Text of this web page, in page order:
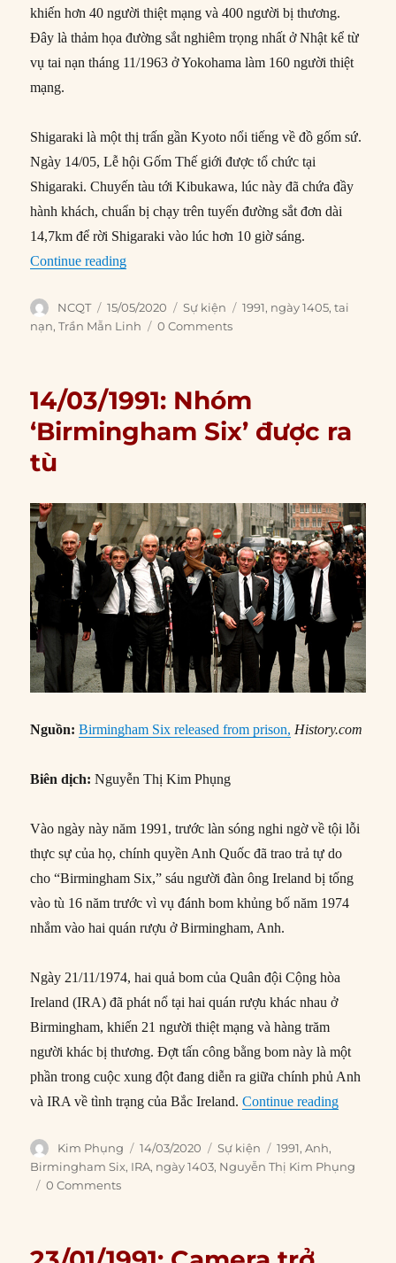
khiến hơn 40 người thiệt mạng và 400 người bị thương.
Đây là thảm họa đường sắt nghiêm trọng nhất ở Nhật kể từ
vụ tai nạn tháng 11/1963 ở Yokohama làm 160 người thiệt
mạng.
Shigaraki là một thị trấn gần Kyoto nổi tiếng về đồ gốm sứ.
Ngày 14/05, Lễ hội Gốm Thế giới được tổ chức tại
Shigaraki. Chuyến tàu tới Kibukawa, lúc này đã chứa đầy
hành khách, chuẩn bị chạy trên tuyến đường sắt đơn dài
14,7km để rời Shigaraki vào lúc hơn 10 giờ sáng.
Continue reading“14/05/1991: Thảm họa đường sắt ở Nhật
Author
NCQT
Posted
on
15/05/2020 Categories
Sự kiện Tags
1991, ngày 1405,tai
nạn,Trần Mẫn Linh 0 Comments
14/03/1991: Nhóm
‘Birmingham Six’ được ra
tù
Nguồn: Birmingham Six released from prison, History.com
Biên dịch: Nguyễn Thị Kim Phụng
Vào ngày này năm 1991, trước làn sóng nghi ngờ về tội lỗi
thực sự của họ, chính quyền Anh Quốc đã trao trả tự do
cho “Birmingham Six,” sáu người đàn ông Ireland bị tống
vào tù 16 năm trước vì vụ đánh bom khủng bố năm 1974
nhắm vào hai quán rượu ở Birmingham, Anh.
Ngày 21/11/1974, hai quả bom của Quân đội Cộng hòa
Ireland (IRA) đã phát nổ tại hai quán rượu khác nhau ở
Birmingham, khiến 21 người thiệt mạng và hàng trăm
người khác bị thương. Đợt tấn công bằng bom này là một
phần trong cuộc xung đột đang diễn ra giữa chính phủ Anh
và IRA về tình trạng của Bắc Ireland.Continue reading“14/03/
Author
Kim Phụng
Posted
on
14/03/2020 Categories
Sự kiện Tags
1991,Anh,
Birmingham Six, IRA, ngày 1403, Nguyễn Thị Kim Phụng
0 Comments